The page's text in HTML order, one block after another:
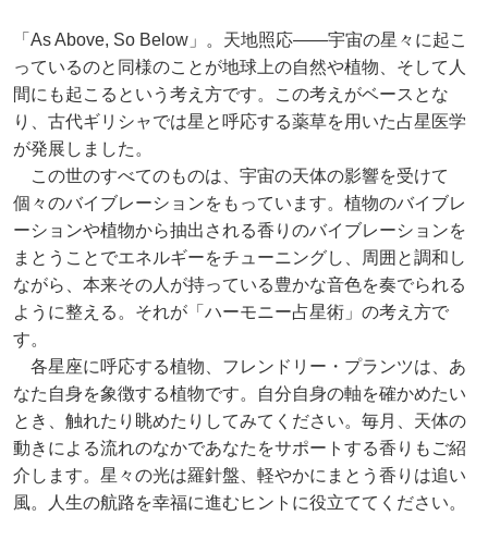
「As Above, So Below」。天地照応――宇宙の星々に起こ
っているのと同様のことが地球上の自然や植物、そして人
間にも起こるという考え方です。この考えがベースとな
り、古代ギリシャでは星と呼応する薬草を用いた占星医学
が発展しました。
この世のすべてのものは、宇宙の天体の影響を受けて
個々のバイブレーションをもっています。植物のバイブレ
ーションや植物から抽出される香りのバイブレーションを
まとうことでエネルギーをチューニングし、周囲と調和し
ながら、本来その人が持っている豊かな音色を奏でられる
ように整える。それが「ハーモニー占星術」の考え方で
す。
各星座に呼応する植物、フレンドリー・プランツは、あ
なた自身を象徴する植物です。自分自身の軸を確かめたい
とき、触れたり眺めたりしてみてください。毎月、天体の
動きによる流れのなかであなたをサポートする香りもご紹
介します。星々の光は羅針盤、軽やかにまとう香りは追い
風。人生の航路を幸福に進むヒントに役立ててください。